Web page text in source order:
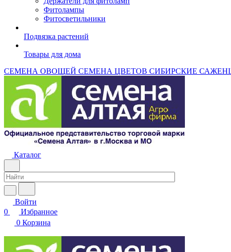
Фитолампы
Фитосветильники
Подвязка растений
Товары для дома
СЕМЕНА ОВОЩЕЙ СЕМЕНА ЦВЕТОВ СИБИРСКИЕ
Каталог
Войти
0
Избранное
0 Корзина